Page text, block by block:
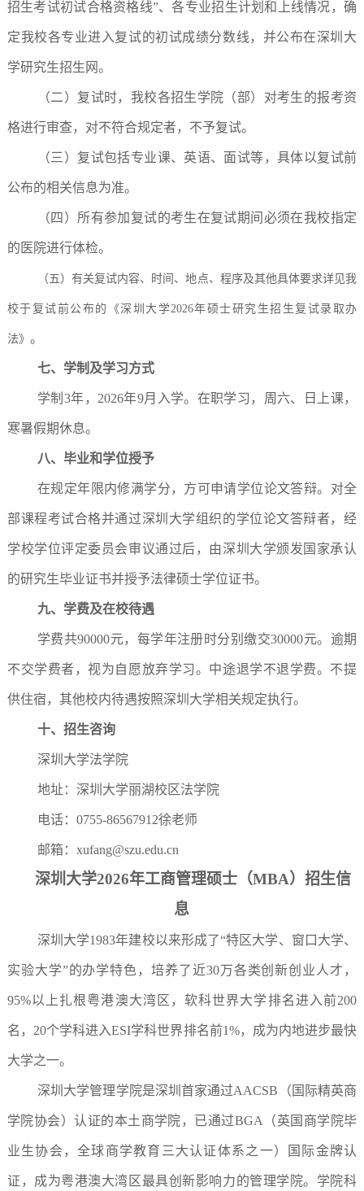
招生考试初试合格资格线”、各专业招生计划和上线情况，确
定我校各专业进入复试的初试成绩分数线，并公布在深圳大
学研究生招生网。
（二）复试时，我校各招生学院（部）对考生的报考资
格进行审查，对不符合规定者，不予复试。
（三）复试包括专业课、英语、面试等，具体以复试前
公布的相关信息为准。
（四）所有参加复试的考生在复试期间必须在我校指定
的医院进行体检。
（五）有关复试内容、时间、地点、程序及其他具体要求详见我
校于复试前公布的《深圳大学2026年硕士研究生招生复试录取办
法》 。
七、学制及学习方式
学制3年，2026年9月入学。在职学习，周六、日上课，
寒暑假期休息。
八、毕业和学位授予
在规定年限内修满学分，方可申请学位论文答辩。对全
部课程考试合格并通过深圳大学组织的学位论文答辩者，经
学校学位评定委员会审议通过后，由深圳大学颁发国家承认
的研究生毕业证书并授予法律硕士学位证书。
九、学费及在校待遇
学费共90000元，每学年注册时分别缴交30000元。逾期
不交学费者，视为自愿放弃学习。中途退学不退学费。不提
供住宿，其他校内待遇按照深圳大学相关规定执行。
十、招生咨询
深圳大学法学院
地址：深圳大学丽湖校区法学院
电话：0755-86567912徐老师
邮箱：xufang@szu.edu.cn
深圳大学2026年工商管理硕士 （MBA）招生信
息
深圳大学1983年建校以来形成了“特区大学、窗口大学、
实验大学”的办学特色，培养了近30万各类创新创业人才，
95%以上扎根粤港澳大湾区，软科世界大学排名进入前200
名，20个学科进入ESI学科世界排名前1%，成为内地进步最快
大学之一。
深圳大学管理学院是深圳首家通过AACSB（国际精英商
学院协会）认证的本土商学院，已通过BGA（英国商学院毕
业生协会，全球商学教育三大认证体系之一）国际金牌认
证，成为粤港澳大湾区最具创新影响力的管理学院。学院科